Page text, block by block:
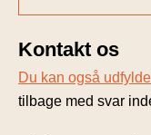
Kontakt os
Du kan også
tilbage med svar